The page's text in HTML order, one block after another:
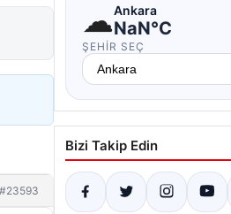
#23593
☁Ankara
NaN°C
ŞEHIR SEÇ
Bizi Takip Edin